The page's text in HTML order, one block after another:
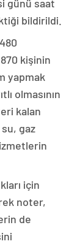
günü saat
bildirildi.
kişinin
yapmak
olmasının
kalan
gaz
için
noter,
de